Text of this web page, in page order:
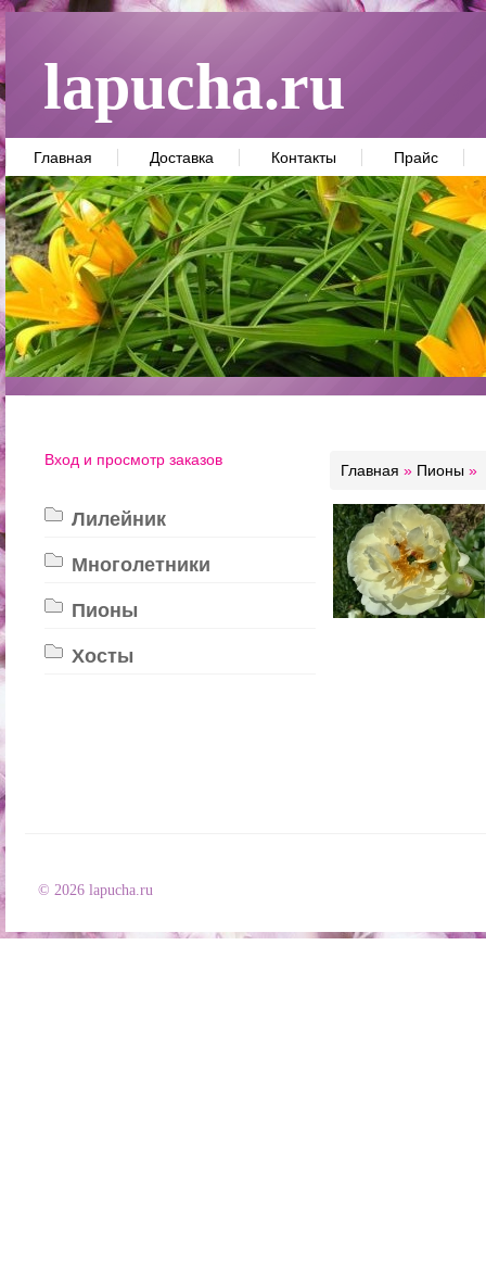
lapucha.ru
Главная Доставка Контакты Прайс
Вход и просмотр заказов
Лилейник
Многолетники
Пионы
Хосты
Главная » Пионы »
© 2026 lapucha.ru